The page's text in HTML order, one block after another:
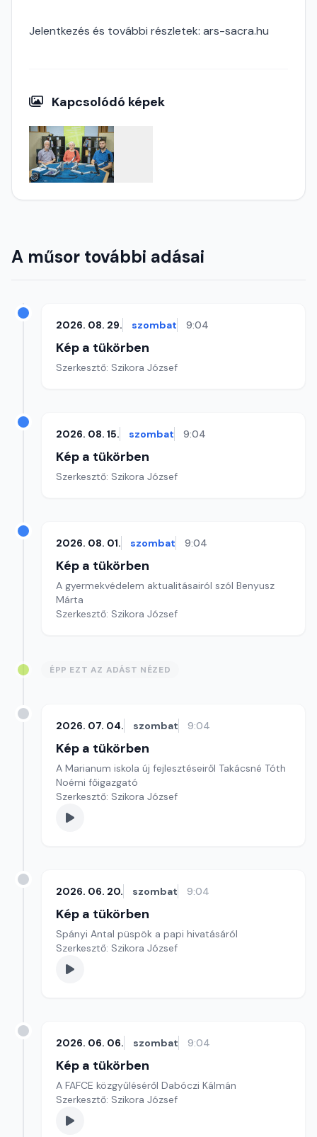
Jelentkezés és további részletek: ars-sacra.hu
Kapcsolódó képek
A műsor további adásai
2026. 08. 29. szombat 9:04
Kép a tükörben
Szerkesztő: Szikora József
2026. 08. 15. szombat 9:04
Kép a tükörben
Szerkesztő: Szikora József
2026. 08. 01. szombat 9:04
Kép a tükörben
A gyermekvédelem aktualitásairól szól Benyusz
Márta
Szerkesztő: Szikora József
ÉPP EZT AZ ADÁST NÉZED
2026. 07. 04. szombat 9:04
Kép a tükörben
A Marianum iskola új fejlesztéseiről Takácsné Tóth
Noémi főigazgató
Szerkesztő: Szikora József
2026. 06. 20. szombat 9:04
Kép a tükörben
Spányi Antal püspök a papi hivatásáról
Szerkesztő: Szikora József
2026. 06. 06. szombat 9:04
Kép a tükörben
A FAFCE közgyűléséről Dabóczi Kálmán
Szerkesztő: Szikora József